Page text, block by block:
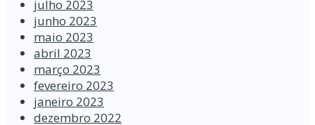
julho 2023
junho 2023
maio 2023
abril 2023
março 2023
fevereiro 2023
janeiro 2023
dezembro 2022